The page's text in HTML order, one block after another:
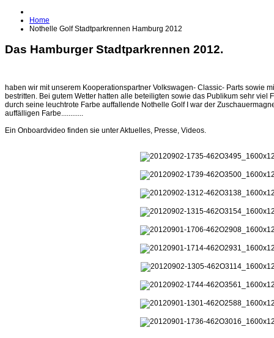
Home
Nothelle Golf Stadtparkrennen Hamburg 2012
Das Hamburger Stadtparkrennen 2012.
haben wir mit unserem Kooperationspartner Volkswagen- Classic- Parts sowie
bestritten. Bei gutem Wetter hatten alle beteiligten sowie das Publikum sehr viel
durch seine leuchtrote Farbe auffallende Nothelle Golf I war der
auffälligen Farbe............
Ein Onboardvideo finden sie unter Aktuelles, Presse, Videos.